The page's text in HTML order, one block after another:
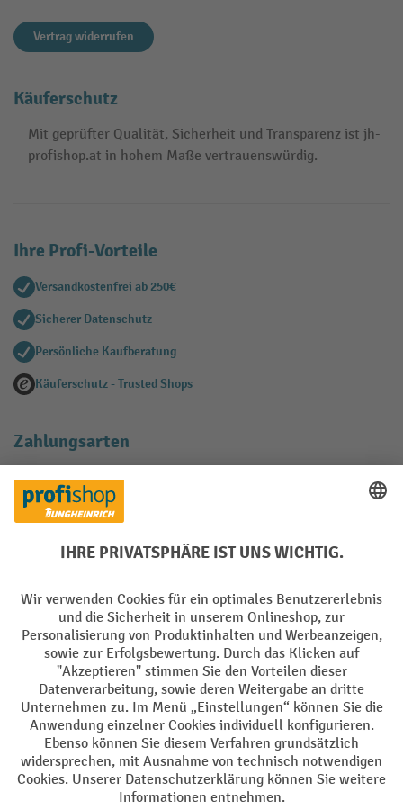
Vertrag widerrufen
Käuferschutz
Mit geprüfter Qualität, Sicherheit und Transparenz ist jh-
profishop.at in hohem Maße vertrauenswürdig.
Ihre Profi-Vorteile
Versandkostenfrei ab 250€
Sicherer Datenschutz
Persönliche Kaufberatung
Käuferschutz - Trusted Shops
Zahlungsarten
Creditcard (Master)
Facebook
YouTube
LinkedIn
Instagram
AGB Impressum Datenschutz
Barrierefreiheit Privacy Settings
Alle Preise exkl. gesetzl. Mehrwertsteuer zzgl.Versandkosten und ggf.